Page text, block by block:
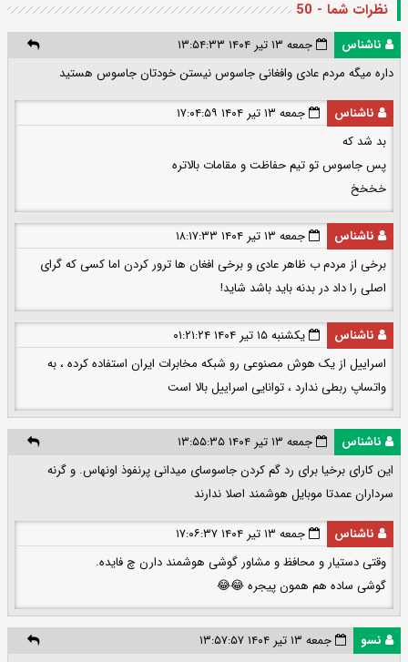
نظرات شما - 50
ناشناس
جمعه ۱۳ تیر ۱۴۰۴ ۱۳:۵۴:۳۳
داره میگه مردم عادی وافغانی جاسوس نیستن خودتان جاسوس هستید
ناشناس
جمعه ۱۳ تیر ۱۴۰۴ ۱۷:۰۴:۵۹
بد شد که
پس جاسوس تو تیم حفاظت و مقامات بالاتره
خخخخ
ناشناس
جمعه ۱۳ تیر ۱۴۰۴ ۱۸:۱۷:۳۳
برخی از مردم ب ظاهر عادی و برخی افغان ها ترور کردن اما کسی که گرای
اصلی را داد در بدنه باید باشد شاید!
ناشناس
یکشنبه ۱۵ تیر ۱۴۰۴ ۰۱:۲۱:۲۴
اسراییل از یک هوش مصنوعی رو شبکه مخابرات ایران استفاده کرده ، به
واتساپ ربطی ندارد ، توانایی اسراییل بالا است
ناشناس
جمعه ۱۳ تیر ۱۴۰۴ ۱۳:۵۵:۳۵
این کارای برخیا برای رد گم کردن جاسوسای میدانی پرنفوذ اونهاس. و گرنه
سرداران عمدتا موبایل هوشمند اصلا ندارند
ناشناس
جمعه ۱۳ تیر ۱۴۰۴ ۱۷:۰۶:۳۷
وقتی دستیار و محافظ و مشاور گوشی هوشمند دارن چ فایده.
گوشی ساده هم همون پیجره 😂😂
نسو
جمعه ۱۳ تیر ۱۴۰۴ ۱۳:۵۷:۵۷